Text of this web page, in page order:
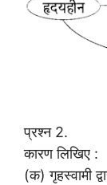
प्रश्न 2.
कारण लिखिए :
(क) गृहस्वामी